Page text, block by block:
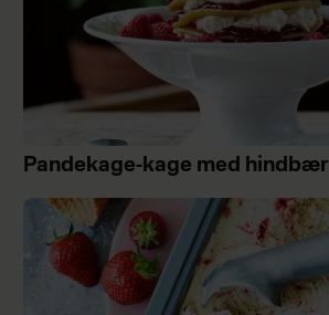
Pandekage-kage med hindbær